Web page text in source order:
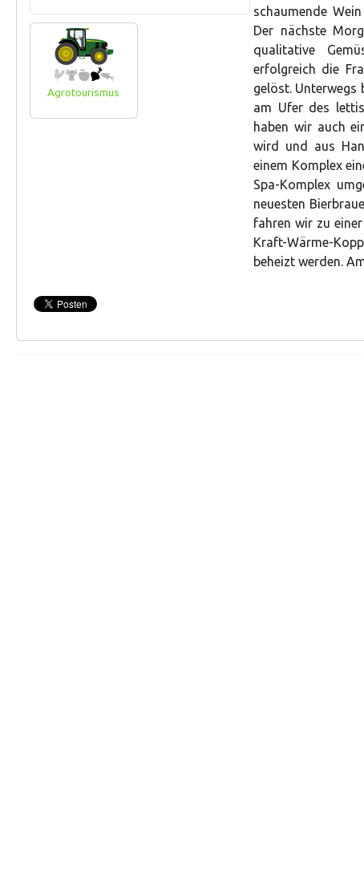
Agrotourismus
schaumende
Der nächste
qualitative
erfolgreich die
gelöst. Unterwegs
am Ufer des
haben wir auch
wird und aus
einem Komplex
Spa-Komplex
neuesten
fahren wir zu
Kraft-Wärme-
beheizt werden.